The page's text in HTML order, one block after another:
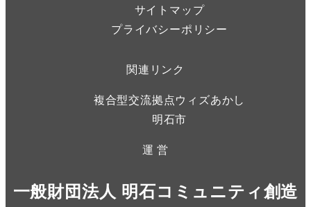
サイトマップ
プライバシーポリシー
関連リンク
複合型交流拠点ウィズあかし
明石市
運 営
一般財団法人 明石コミュニティ創造